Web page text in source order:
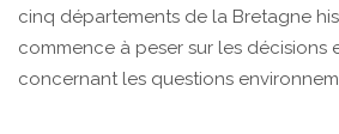
cinq départements de la Bretagne
commence à peser sur les décisions
concernant les questions